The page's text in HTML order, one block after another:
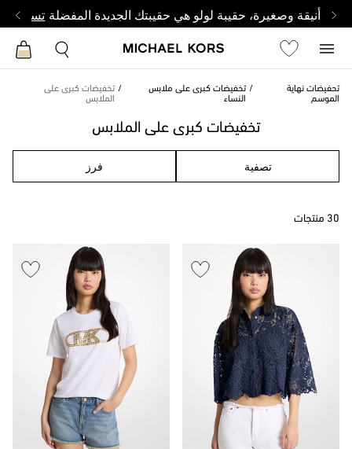
أنيقة وصغيرة، حقيبة لولو هي حقيبتك الجديدة المفضلة تسوق
تحفيضات نهاية
الموسم
تخفيضات كبرى على ملابس
النساء
تخفيضات كبرى على
الملابس
تخفيضات كبرى على الملابس
تصفية فرز
30 منتجات